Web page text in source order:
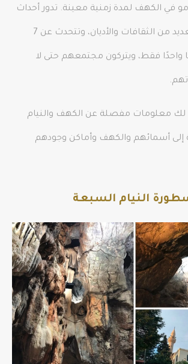
في الكهف لمدة زمنية معينة. تدور أحداث
هذه القصة في العديد من الثقافات والأديان، وتتحدث عن 7
واحدًا فقط، ويتركون مجتمعهم حتى لا
​​لك معلومات مفصلة عن الكهف والنيام
إلى أسمائهم والكهف وأماكن وجودهم
النيام السبعة